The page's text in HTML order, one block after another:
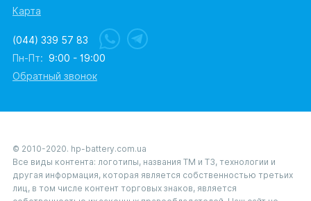
Карта
(044) 339 57 83
Пн-Пт: 9:00 - 19:00
Обратный звонок
© 2010-2020. hp-battery.com.ua
Все виды контента: логотипы, названия ТМ и ТЗ, технологии и
другая информация, которая является собственностью третьих
лиц, в том числе контент торговых знаков, является